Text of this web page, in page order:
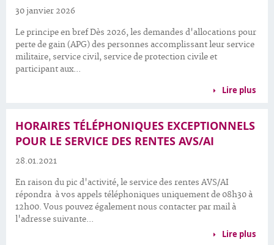
30 janvier 2026
Le principe en bref Dès 2026, les demandes d'allocations pour
perte de gain (APG) des personnes accomplissant leur service
militaire, service civil, service de protection civile et
participant aux...
Lire plus
HORAIRES TÉLÉPHONIQUES EXCEPTIONNELS
POUR LE SERVICE DES RENTES AVS/AI
28.01.2021
En raison du pic d'activité, le service des rentes AVS/AI
répondra à vos appels téléphoniques uniquement de 08h30 à
12h00. Vous pouvez également nous contacter par mail à
l'adresse suivante...
Lire plus